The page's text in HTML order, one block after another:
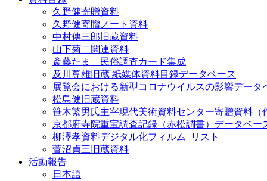
久野健寄贈資料
久野健寄贈ノート資料
中村傳三郎旧蔵資料
山下菊二関連資料
斎藤たま 民俗調査カード集成
及川尊雄旧蔵 紙媒体資料目録データベース
展覧会における新型コロナウイルスの影響データ
松島健旧蔵資料
笹木繁男氏主宰現代美術資料センター寄贈資料（
京都府寺院重宝調査記録（赤松調書）データベー
柳澤孝資料デジタル化フィルム_リスト
菅沼貞三旧蔵資料
活動報告
日本語